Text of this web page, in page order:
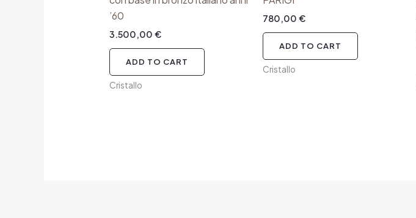
’60
3.500,00 €
ADD TO CART
Cristallo
780,00€
ADD TO CART
Cristallo